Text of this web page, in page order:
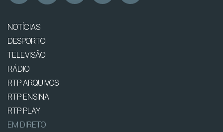
NOTÍCIAS
DESPORTO
TELEVISÃO
RÁDIO
RTP ARQUIVOS
RTP ENSINA
RTP PLAY
EM DIRETO